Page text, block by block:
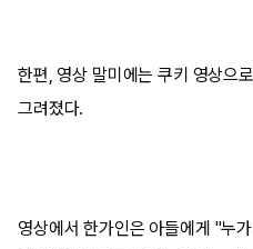
한편, 영상 말미에는 쿠키 영상으
그려졌다.
영상에서 한가인은 아들에게 "누